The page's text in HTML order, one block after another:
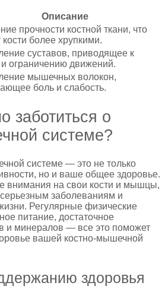
Описание
прочности костной ткани, что
кости более хрупкими.
суставов, приводящее к
ограничению движений.
мышечных волокон,
боль и слабость.
заботиться о
системе?
системе — это не только
но и ваше общее здоровье.
внимания на свои кости и мышцы,
заболеваниям и
Регулярные физические
питание, достаточное
и минералов — все это поможет
вашей костно-мышечной
здоровья